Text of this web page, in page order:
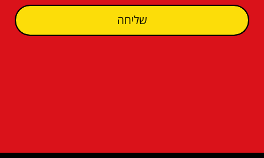
שליחה